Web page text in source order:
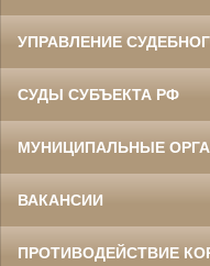
УПРАВЛЕНИЕ
СУДЫ СУБЪЕКТА РФ
МУНИЦИПАЛЬНЫЕ
ВАКАНСИИ
ПРОТИВОДЕЙСТВИЕ